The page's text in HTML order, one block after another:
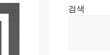
검색